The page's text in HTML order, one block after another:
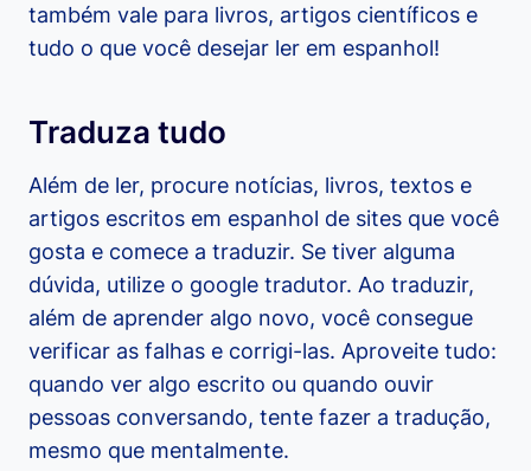
também vale para livros, artigos científicos e
tudo o que você desejar ler em espanhol!
Traduza tudo
Além de ler, procure notícias, livros, textos e
artigos escritos em espanhol de sites que você
gosta e comece a traduzir. Se tiver alguma
dúvida, utilize o google tradutor. Ao traduzir,
além de aprender algo novo, você consegue
verificar as falhas e corrigi-las. Aproveite tudo:
quando ver algo escrito ou quando ouvir
pessoas conversando, tente fazer a tradução,
mesmo que mentalmente.